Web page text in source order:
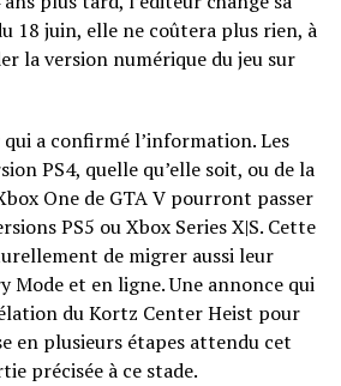
18 juin, elle ne coûtera plus rien, à
la version numérique du jeu sur
qui a confirmé l’information. Les
PS4, quelle qu’elle soit, ou de la
One de GTA V pourront passer
PS5 ou Xbox Series X|S. Cette
de migrer aussi leur
Mode et en ligne. Une annonce qui
du Kortz Center Heist pour
en plusieurs étapes attendu cet
précisée à ce stade.